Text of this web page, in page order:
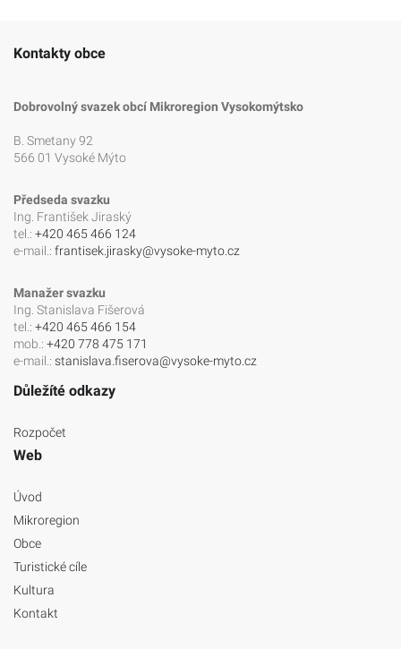
Kontakty obce
Dobrovolný svazek obcí Mikroregion Vysokomýtsko
B. Smetany 92
566 01 Vysoké Mýto
Předseda svazku
Ing. František Jiraský
tel.: +420 465 466 124
e-mail.: frantisek.jirasky@vysoke-myto.cz
Manažer svazku
Ing. Stanislava Fišerová
tel.: +420 465 466 154
mob.: +420 778 475 171
e-mail.: stanislava.fiserova@vysoke-myto.cz
Důležíté odkazy
Rozpočet
Web
Úvod
Mikroregion
Obce
Turistické cíle
Kultura
Kontakt